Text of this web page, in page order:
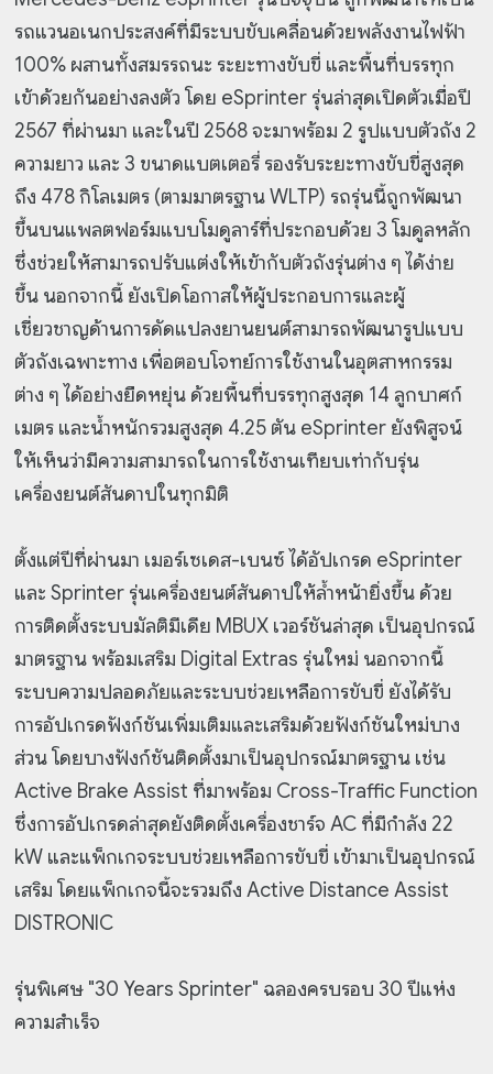
รถแวนอเนกประสงค์ที่มีระบบขับเคลื่อนด้วยพลังงานไฟฟ้า
100% ผสานทั้งสมรรถนะ ระยะทางขับขี่ และพื้นที่บรรทุก
เข้าด้วยกันอย่างลงตัว โดย eSprinter รุ่นล่าสุดเปิดตัวเมื่อปี
2567 ที่ผ่านมา และในปี 2568 จะมาพร้อม 2 รูปแบบตัวถัง 2
ความยาว และ 3 ขนาดแบตเตอรี่ รองรับระยะทางขับขี่สูงสุด
ถึง 478 กิโลเมตร (ตามมาตรฐาน WLTP) รถรุ่นนี้ถูกพัฒนา
ขึ้นบนแพลตฟอร์มแบบโมดูลาร์ที่ประกอบด้วย 3 โมดูลหลัก
ซึ่งช่วยให้สามารถปรับแต่งให้เข้ากับตัวถังรุ่นต่าง ๆ ได้ง่าย
ขึ้น นอกจากนี้ ยังเปิดโอกาสให้ผู้ประกอบการและผู้
เชี่ยวชาญด้านการดัดแปลงยานยนต์สามารถพัฒนารูปแบบ
ตัวถังเฉพาะทาง เพื่อตอบโจทย์การใช้งานในอุตสาหกรรม
ต่าง ๆ ได้อย่างยืดหยุ่น ด้วยพื้นที่บรรทุกสูงสุด 14 ลูกบาศก์
เมตร และน้ำหนักรวมสูงสุด 4.25 ตัน eSprinter ยังพิสูจน์
ให้เห็นว่ามีความสามารถในการใช้งานเทียบเท่ากับรุ่น
เครื่องยนต์สันดาปในทุกมิติ
ตั้งแต่ปีที่ผ่านมา เมอร์เซเดส-เบนซ์ ได้อัปเกรด eSprinter
และ Sprinter รุ่นเครื่องยนต์สันดาปให้ล้ำหน้ายิ่งขึ้น ด้วย
การติดตั้งระบบมัลติมีเดีย MBUX เวอร์ชันล่าสุด เป็นอุปกรณ์
มาตรฐาน พร้อมเสริม Digital Extras รุ่นใหม่ นอกจากนี้
ระบบความปลอดภัยและระบบช่วยเหลือการขับขี่ ยังได้รับ
การอัปเกรดฟังก์ชันเพิ่มเติมและเสริมด้วยฟังก์ชันใหม่บาง
ส่วน โดยบางฟังก์ชันติดตั้งมาเป็นอุปกรณ์มาตรฐาน เช่น
Active Brake Assist ที่มาพร้อม Cross-Traffic Function
ซึ่งการอัปเกรดล่าสุดยังติดตั้งเครื่องชาร์จ AC ที่มีกำลัง 22
kW และแพ็กเกจระบบช่วยเหลือการขับขี่ เข้ามาเป็นอุปกรณ์
เสริม โดยแพ็กเกจนี้จะรวมถึง Active Distance Assist
DISTRONIC
รุ่นพิเศษ "30 Years Sprinter" ฉลองครบรอบ 30 ปีแห่ง
ความสำเร็จ